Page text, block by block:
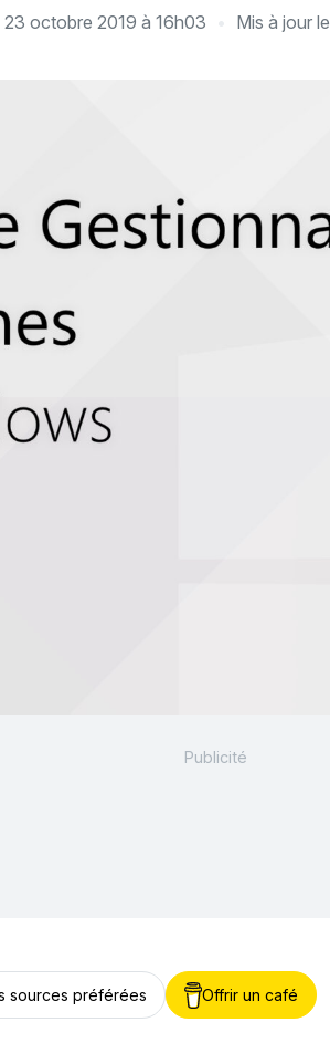
23 octobre 2019 à 16h03 Mis à jour le
sources préférées Offrir un café